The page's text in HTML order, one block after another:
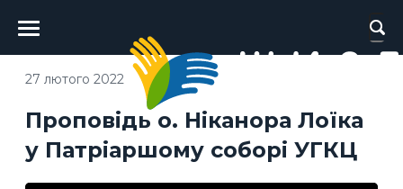
Головне
меню
Проповідь о. Ніканора Лоїка
у Патріаршому соборі УГКЦ
27 лютого 2022